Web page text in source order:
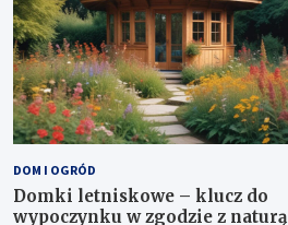
DOM I OGRÓD
Domki letniskowe – klucz do
wypoczynku w zgodzie z naturą